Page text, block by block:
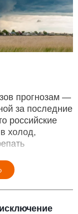
прогнозам —
за последние
российские
холод,